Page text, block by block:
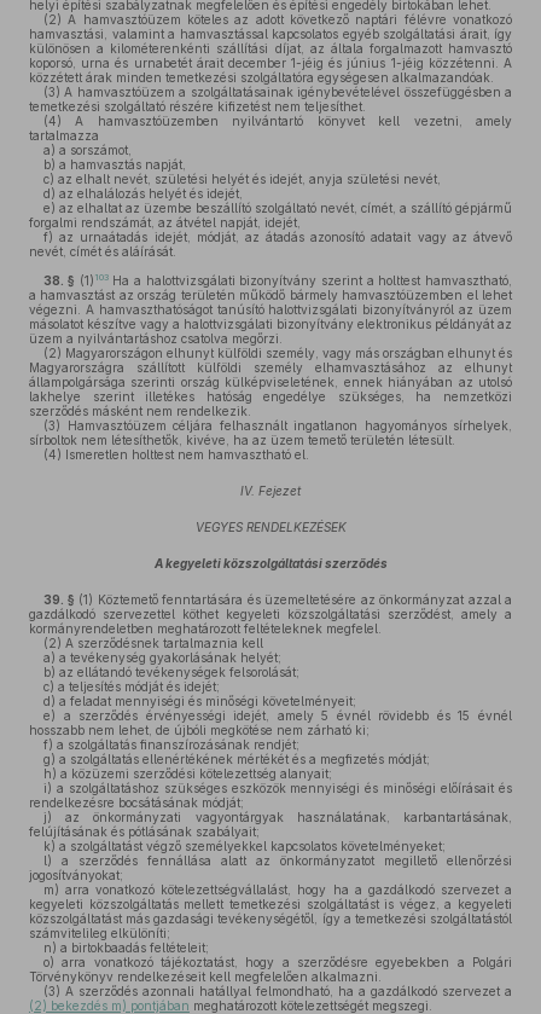
helyi építési szabályzatnak megfelelően és építési engedély birtokában lehet.
(2) A hamvasztóüzem köteles az adott következő naptári félévre vonatkozó
hamvasztási, valamint a hamvasztással kapcsolatos egyéb szolgáltatási árait, így
különösen a kilométerenkénti szállítási díjat, az általa forgalmazott hamvasztó
koporsó, urna és urnabetét árait december 1-jéig és június 1-jéig közzétenni. A
közzétett árak minden temetkezési szolgáltatóra egységesen alkalmazandóak.
(3) A hamvasztóüzem a szolgáltatásainak igénybevételével összefüggésben a
temetkezési szolgáltató részére kifizetést nem teljesíthet.
(4) A hamvasztóüzemben nyilvántartó könyvet kell vezetni, amely
tartalmazza
a) a sorszámot,
b) a hamvasztás napját,
c) az elhalt nevét, születési helyét és idejét, anyja születési nevét,
d) az elhalálozás helyét és idejét,
e) az elhaltat az üzembe beszállító szolgáltató nevét, címét, a szállító gépjármű
forgalmi rendszámát, az átvétel napját, idejét,
f) az urnaátadás idejét, módját, az átadás azonosító adatait vagy az átvevő
nevét, címét és aláírását.
38. § (1) 103Ha a halottvizsgálati bizonyítvány szerint a holttest hamvasztható,
a hamvasztást az ország területén működő bármely hamvasztóüzemben el lehet
végezni. A hamvaszthatóságot tanúsító halottvizsgálati bizonyítványról az üzem
másolatot készítve vagy a halottvizsgálati bizonyítvány elektronikus példányát az
üzem a nyilvántartáshoz csatolva megőrzi.
(2) Magyarországon elhunyt külföldi személy, vagy más országban elhunyt és
Magyarországra szállított külföldi személy elhamvasztásához az elhunyt
állampolgársága szerinti ország külképviseletének, ennek hiányában az utolsó
lakhelye szerint illetékes hatóság engedélye szükséges, ha nemzetközi
szerződés másként nem rendelkezik.
(3) Hamvasztóüzem céljára felhasznált ingatlanon hagyományos sírhelyek,
sírboltok nem létesíthetők, kivéve, ha az üzem temető területén létesült.
(4) Ismeretlen holttest nem hamvasztható el.
IV. Fejezet
VEGYES RENDELKEZÉSEK
A kegyeleti közszolgáltatási szerződés
39. § (1) Köztemető fenntartására és üzemeltetésére az önkormányzat azzal a
gazdálkodó szervezettel köthet kegyeleti közszolgáltatási szerződést, amely a
kormányrendeletben meghatározott feltételeknek megfelel.
(2) A szerződésnek tartalmaznia kell
a) a tevékenység gyakorlásának helyét;
b) az ellátandó tevékenységek felsorolását;
c) a teljesítés módját és idejét;
d) a feladat mennyiségi és minőségi követelményeit;
e) a szerződés érvényességi idejét, amely 5 évnél rövidebb és 15 évnél
hosszabb nem lehet, de újbóli megkötése nem zárható ki;
f) a szolgáltatás finanszírozásának rendjét;
g) a szolgáltatás ellenértékének mértékét és a megfizetés módját;
h) a közüzemi szerződési kötelezettség alanyait;
i) a szolgáltatáshoz szükséges eszközök mennyiségi és minőségi előírásait és
rendelkezésre bocsátásának módját;
j) az önkormányzati vagyontárgyak használatának, karbantartásának,
felújításának és pótlásának szabályait;
k) a szolgáltatást végző személyekkel kapcsolatos követelményeket;
l) a szerződés fennállása alatt az önkormányzatot megillető ellenőrzési
jogosítványokat;
m) arra vonatkozó kötelezettségvállalást, hogy ha a gazdálkodó szervezet a
kegyeleti közszolgáltatás mellett temetkezési szolgáltatást is végez, a kegyeleti
közszolgáltatást más gazdasági tevékenységétől, így a temetkezési szolgáltatástól
számvitelileg elkülöníti;
n) a birtokbaadás feltételeit;
o) arra vonatkozó tájékoztatást, hogy a szerződésre egyebekben a Polgári
Törvénykönyv rendelkezéseit kell megfelelően alkalmazni.
(3) A szerződés azonnali hatállyal felmondható, ha a gazdálkodó szervezet a
(2) bekezdés m) pontjában meghatározott kötelezettségét megszegi.